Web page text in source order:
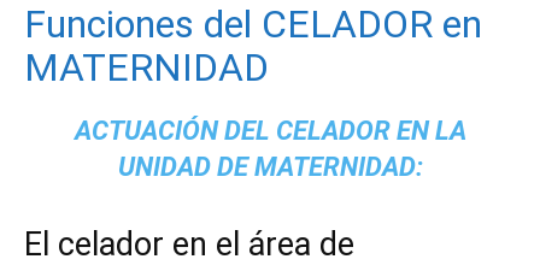
Funciones del CELADOR en
MATERNIDAD
ACTUACIÓN DEL CELADOR EN LA
UNIDAD DE MATERNIDAD:
El celador en el área de